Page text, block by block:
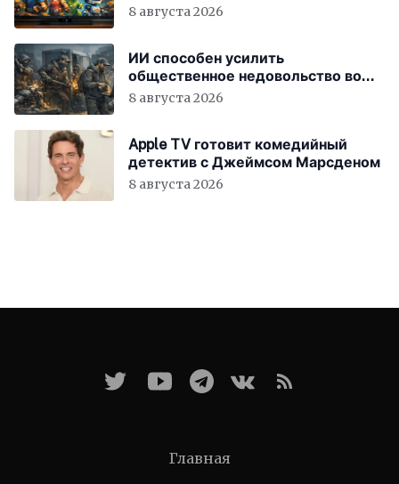
8 августа 2026
ИИ способен усилить
общественное недовольство во
всём мире
8 августа 2026
Apple TV готовит комедийный
детектив с Джеймсом Марсденом
8 августа 2026
Главная